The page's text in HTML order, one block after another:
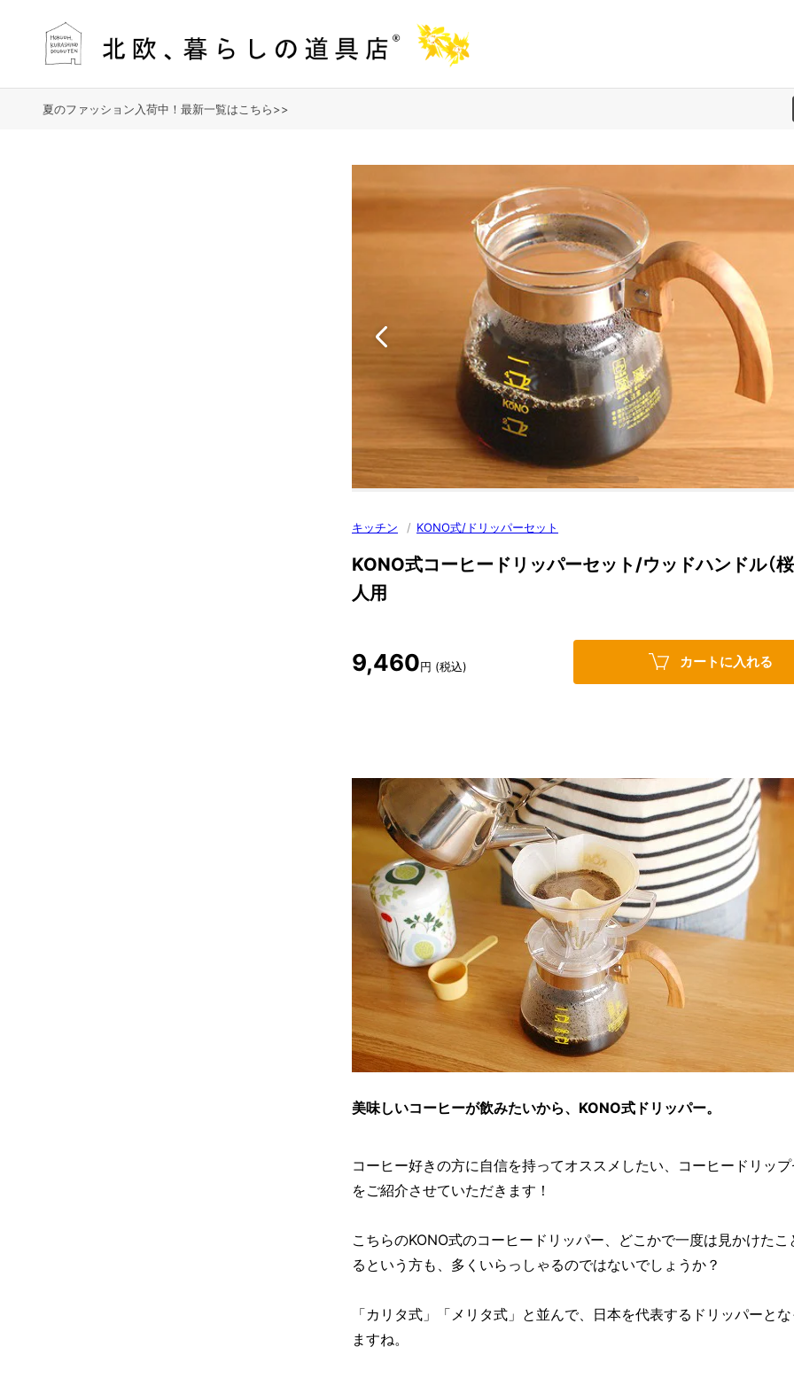
夏のファッション入荷中！最新一覧はこちら>>
キッチン / KONO式/ドリッパーセット
KONO式コーヒードリッパーセット/ウッドハンドル（
人用
9,460円 (税込) カートに入れる
美味しいコーヒーが飲みたいから、KONO式ドリッパー。
コーヒー好きの方に自信を持ってオススメしたい、コーヒードリッ
をご紹介させていただきます！
こちらのKONO式のコーヒードリッパー、どこかで一度は見かけたこ
るという方も、多くいらっしゃるのではないでしょうか？
「カリタ式」「メリタ式」と並んで、日本を代表するドリッパーと
ますね。